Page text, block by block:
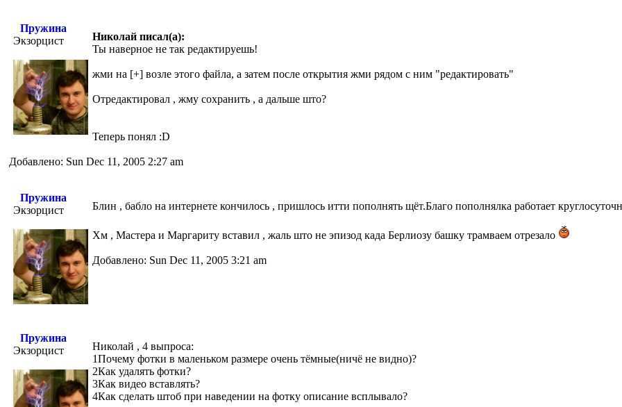
Пружина
Экзорцист
Николай писал(а):
Ты наверное не так редактируешь!
жми на [+] возле этого файла, а затем после открытия жми рядом с ним "редактировать"
Отредактировал , жму сохранить , а дальше што?
Теперь понял :D
Добавлено: Sun Dec 11, 2005 2:27 am
Пружина
Экзорцист
Блин , бабло на интернете кончилось , пришлось итти пополнять щёт.Благо пополнялка работает
Хм , Мастера и Маргариту вставил , жаль што не эпизод када Берлиозу башку трамваем отрезало
Добавлено: Sun Dec 11, 2005 3:21 am
Пружина
Экзорцист
Николай , 4 выпроса:
1Почему фотки в маленьком размере очень тёмные(ничё не видно)?
2Как удалять фотки?
3Как видео вставлять?
4Как сделать штоб при наведении на фотку описание всплывало?